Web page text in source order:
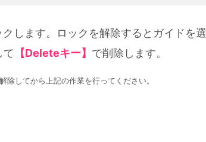
クします。ロックを解除するとガイドを
て 【Deleteキー】 で削除します。
してから上記の作業を行ってください。